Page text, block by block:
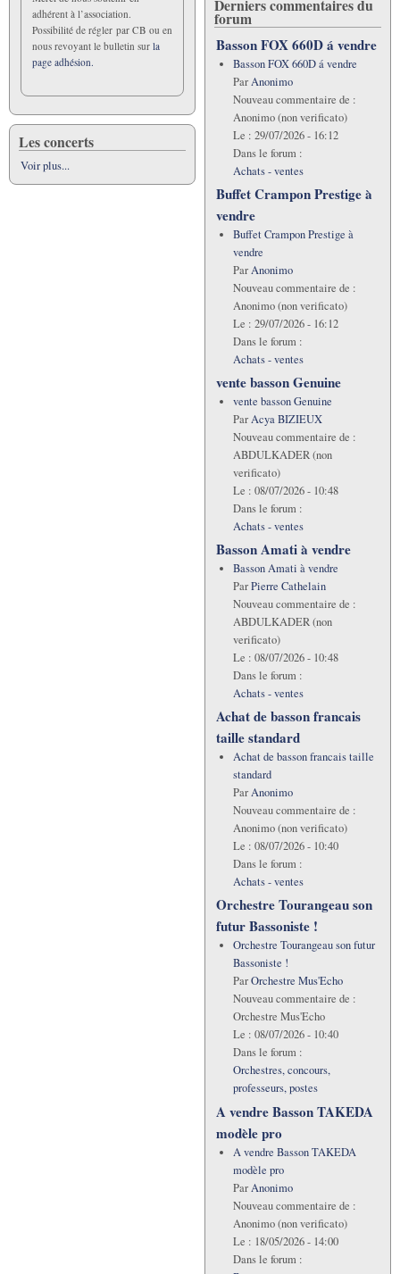
adhérent à l’association.
Possibilité de régler par CB ou en
nous revoyant le bulletin sur la
page adhésion.
Les concerts
Voir plus...
Derniers commentaires du
forum
Basson FOX 660D á vendre
Basson FOX 660D á vendre
ParAnonimo
Nouveau commentaire de :
Anonimo (non verificato)
Le : 29/07/2026 - 16:12
Dans le forum :
Achats - ventes
Buffet Crampon Prestige à
vendre
Buffet Crampon Prestige à
vendre
ParAnonimo
Nouveau commentaire de :
Anonimo (non verificato)
Le : 29/07/2026 - 16:12
Dans le forum :
Achats - ventes
vente basson Genuine
vente basson Genuine
ParAcya BIZIEUX
Nouveau commentaire de :
ABDULKADER (non
verificato)
Le : 08/07/2026 - 10:48
Dans le forum :
Achats - ventes
Basson Amati à vendre
Basson Amati à vendre
ParPierre Cathelain
Nouveau commentaire de :
ABDULKADER (non
verificato)
Le : 08/07/2026 - 10:48
Dans le forum :
Achats - ventes
Achat de basson francais
taille standard
Achat de basson francais taille
standard
ParAnonimo
Nouveau commentaire de :
Anonimo (non verificato)
Le : 08/07/2026 - 10:40
Dans le forum :
Achats - ventes
Orchestre Tourangeau son
futur Bassoniste !
Orchestre Tourangeau son futur
Bassoniste !
ParOrchestre Mus'Echo
Nouveau commentaire de :
Orchestre Mus'Echo
Le : 08/07/2026 - 10:40
Dans le forum :
Orchestres, concours,
professeurs, postes
A vendre Basson TAKEDA
modèle pro
A vendre Basson TAKEDA
modèle pro
ParAnonimo
Nouveau commentaire de :
Anonimo (non verificato)
Le : 18/05/2026 - 14:00
Dans le forum :